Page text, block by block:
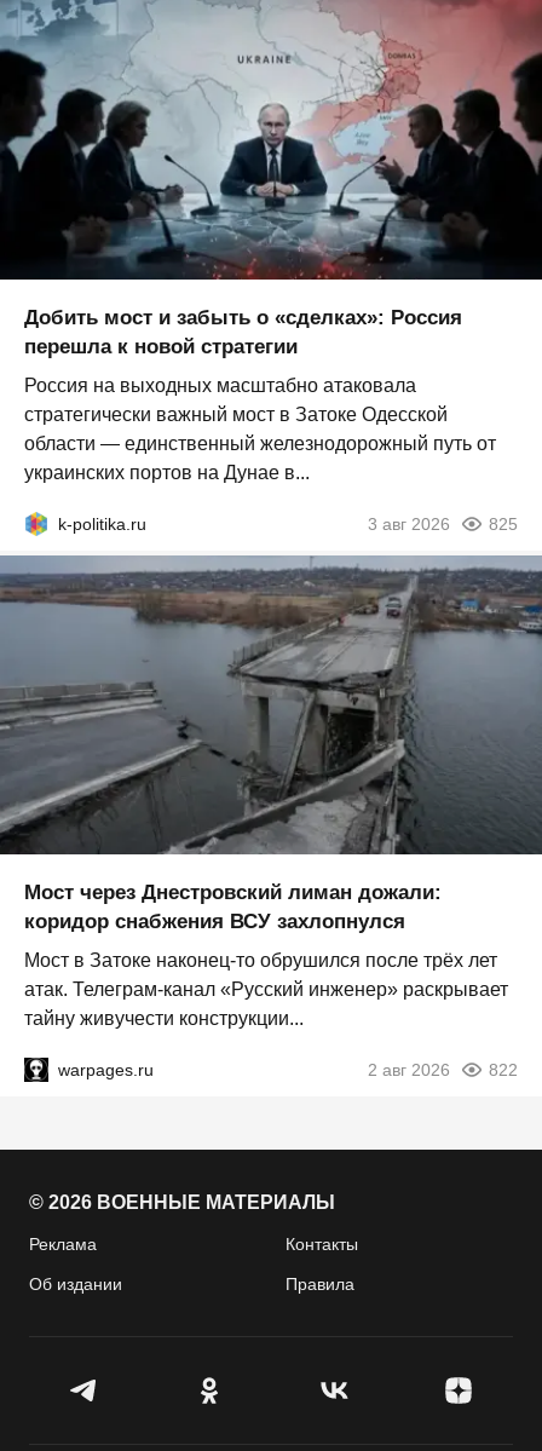
Добить мост и забыть о «сделках»: Россия
перешла к новой стратегии
Россия на выходных масштабно атаковала
стратегически важный мост в Затоке Одесской
области — единственный железнодорожный путь от
украинских портов на Дунае в...
k-politika.ru 3 авг 2026 825
Мост через Днестровский лиман дожали:
коридор снабжения ВСУ захлопнулся
Мост в Затоке наконец-то обрушился после трёх лет
атак. Телеграм-канал «Русский инженер» раскрывает
тайну живучести конструкции...
warpages.ru 2 авг 2026 822
© 2026 ВОЕННЫЕ МАТЕРИАЛЫ
Реклама Контакты
Об издании Правила